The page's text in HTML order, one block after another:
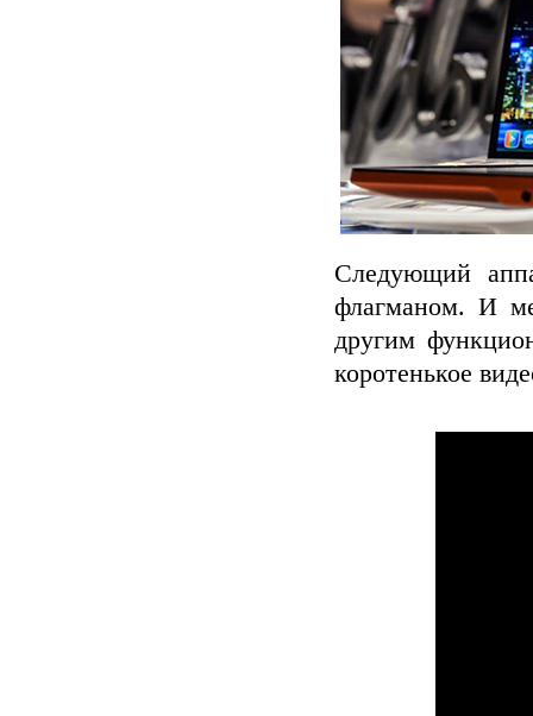
Следующий
флагманом. И
другим
коротенькое